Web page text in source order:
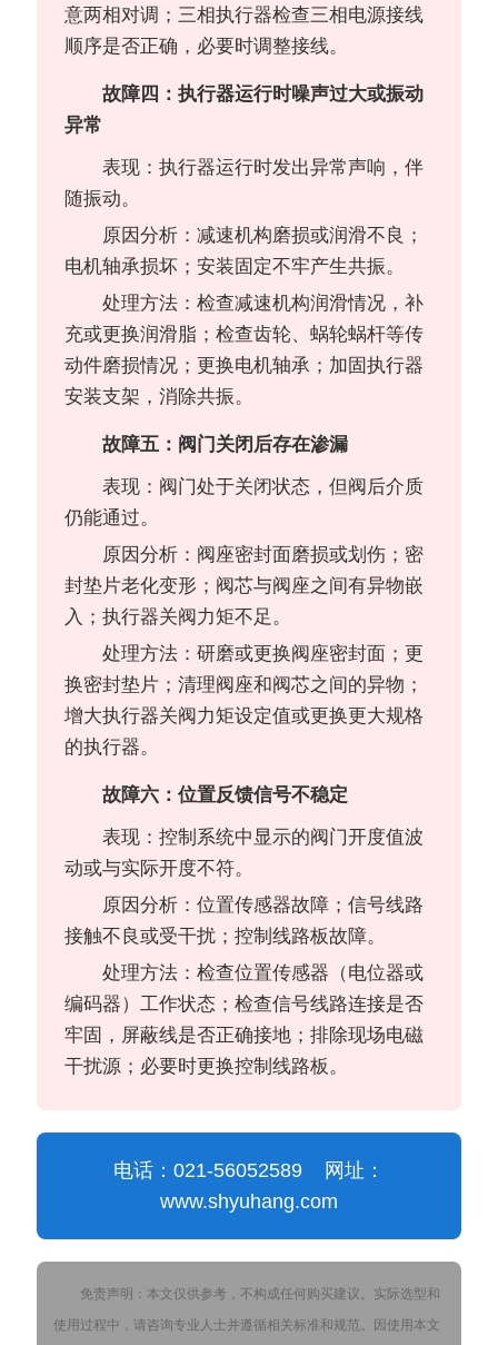
意两相对调；三相执行器检查三相电源接线
顺序是否正确，必要时调整接线。
故障四：执行器运行时噪声过大或振动
异常
表现：执行器运行时发出异常声响，伴
随振动。
原因分析：减速机构磨损或润滑不良；
电机轴承损坏；安装固定不牢产生共振。
处理方法：检查减速机构润滑情况，补
充或更换润滑脂；检查齿轮、蜗轮蜗杆等传
动件磨损情况；更换电机轴承；加固执行器
安装支架，消除共振。
故障五：阀门关闭后存在渗漏
表现：阀门处于关闭状态，但阀后介质
仍能通过。
原因分析：阀座密封面磨损或划伤；密
封垫片老化变形；阀芯与阀座之间有异物嵌
入；执行器关阀力矩不足。
处理方法：研磨或更换阀座密封面；更
换密封垫片；清理阀座和阀芯之间的异物；
增大执行器关阀力矩设定值或更换更大规格
的执行器。
故障六：位置反馈信号不稳定
表现：控制系统中显示的阀门开度值波
动或与实际开度不符。
原因分析：位置传感器故障；信号线路
接触不良或受干扰；控制线路板故障。
处理方法：检查位置传感器（电位器或
编码器）工作状态；检查信号线路连接是否
牢固，屏蔽线是否正确接地；排除现场电磁
干扰源；必要时更换控制线路板。
电话：021-56052589 网址：
www.shyuhang.com
免责声明：本文仅供参考，不构成任何购买建议。实际选型和
使用过程中，请咨询专业人士并遵循相关标准和规范。因使用本文